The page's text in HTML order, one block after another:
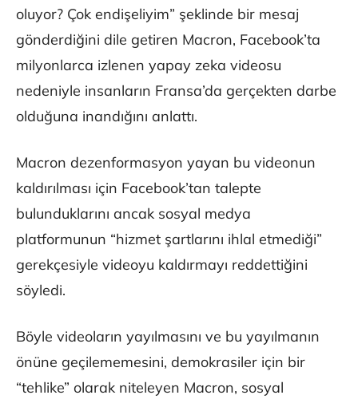
oluyor? Çok endişeliyim” şeklinde bir mesaj
gönderdiğini dile getiren Macron, Facebook’ta
milyonlarca izlenen yapay zeka videosu
nedeniyle insanların Fransa’da gerçekten darbe
olduğuna inandığını anlattı.
Macron dezenformasyon yayan bu videonun
kaldırılması için Facebook’tan talepte
bulunduklarını ancak sosyal medya
platformunun “hizmet şartlarını ihlal etmediği”
gerekçesiyle videoyu kaldırmayı reddettiğini
söyledi.
Böyle videoların yayılmasını ve bu yayılmanın
önüne geçilememesini, demokrasiler için bir
“tehlike” olarak niteleyen Macron, sosyal